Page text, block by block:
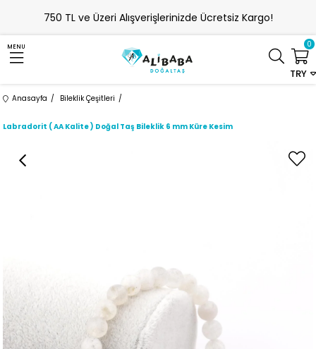
750 TL ve Üzeri Alışverişlerinizde Ücretsiz Kargo!
MENU
TRY
0
Anasayfa Bileklik Çeşitleri
Labradorit ( AA Kalite ) Doğal Taş Bileklik 6 mm Küre Kesim